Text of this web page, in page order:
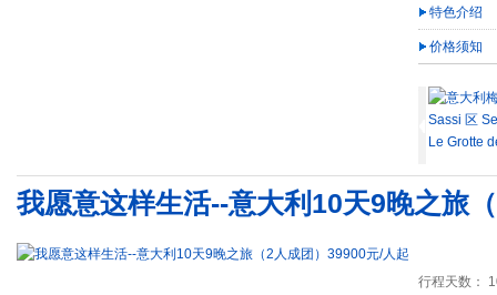
特色介绍
价格须知
我愿意这样生活--意大利10天9晚之旅
行程天数：